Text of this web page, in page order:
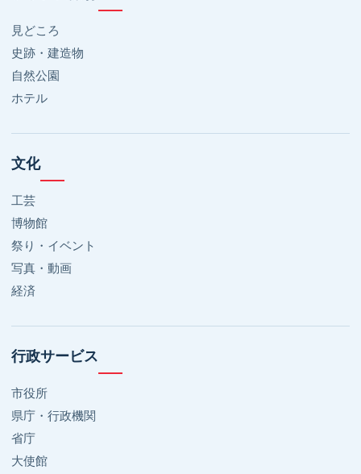
見どころ
史跡・建造物
自然公園
ホテル
文化
工芸
博物館
祭り・イベント
写真・動画
経済
行政サービス
市役所
県庁・行政機関
省庁
大使館